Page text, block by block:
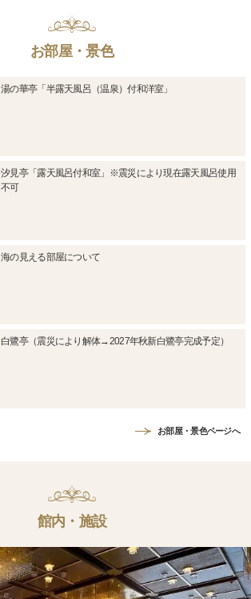
お部屋・景色
湯の華亭「半露天風呂（温泉）付和洋室」
汐見亭「露天風呂付和室」※震災により現在露天風呂使用
不可
海の見える部屋について
白鷺亭（震災により解体→2027年秋新白鷺亭完成予定）
お部屋・景色ページへ
館内・施設